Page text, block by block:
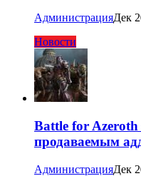
АдминистрацияДек
Новости
Battle for
продаваемым
АдминистрацияДек